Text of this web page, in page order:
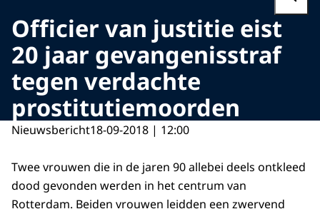
Officier van justitie eist
20 jaar gevangenisstraf
tegen verdachte
prostitutiemoorden
Nieuwsbericht18-09-2018 | 12:00
Twee vrouwen die in de jaren 90 allebei deels ontkleed
dood gevonden werden in het centrum van
Rotterdam. Beiden vrouwen leidden een zwervend